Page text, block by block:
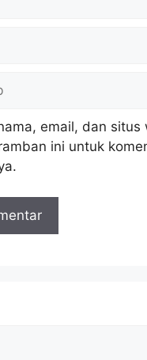
email, dan situs
ini untuk